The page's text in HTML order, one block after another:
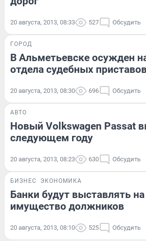
20 августа, 2013, 08:33 527 Обсудить
ГОРОД
В Альметьевске осужден
отдела судебных
20 августа, 2013, 08:30 696 Обсудить
АВТО
Новый Volkswagen Passat
следующем году
20 августа, 2013, 08:23 630 Обсудить
БИЗНЕС ЭКОНОМИКА
Банки будут выставлять на
имущество должников
20 августа, 2013, 08:10 525 Обсудить